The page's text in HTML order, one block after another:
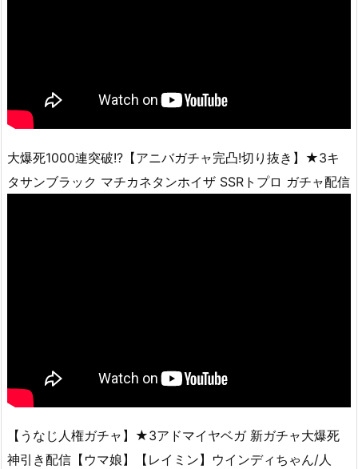
大爆死1000連突破!?【アニバガチャ完凸!切り抜き】★3キ
タサンブラック マチカネタンホイザ SSRトプロ ガチャ配信
【うなじ人権ガチャ】★3アドマイヤベガ 新ガチャ大爆死
神引き配信【ウマ娘】【レイミン】ウインディちゃん/人